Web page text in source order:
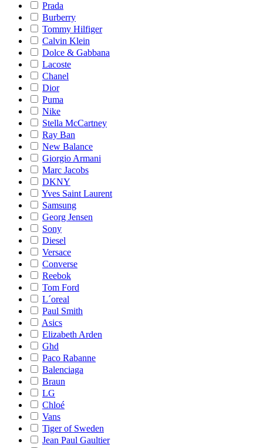
Prada
Burberry
Tommy Hilfiger
Calvin Klein
Dolce & Gabbana
Lacoste
Chanel
Dior
Puma
Nike
Stella McCartney
Ray Ban
New Balance
Giorgio Armani
Marc Jacobs
DKNY
Yves Saint Laurent
Samsung
Georg Jensen
Sony
Diesel
Versace
Converse
Reebok
Tom Ford
L´oreal
Paul Smith
Asics
Elizabeth Arden
Ghd
Paco Rabanne
Balenciaga
Braun
LG
Chloé
Vans
Tiger of Sweden
Jean Paul Gaultier